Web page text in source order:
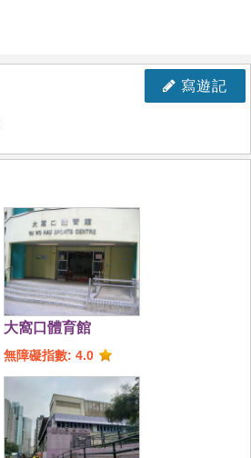
寫遊記
大窩口體育館
無障礙指數: 4.0